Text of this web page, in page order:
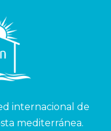
internacional de
mediterránea.